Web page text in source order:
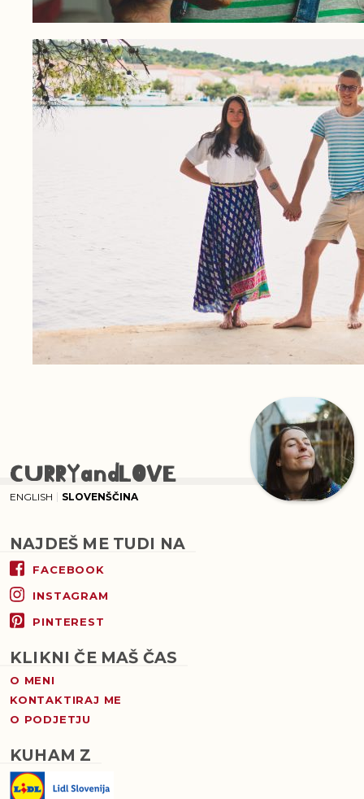
CURRYandLOVE
ENGLISH SLOVENŠČINA
NAJDEŠ ME TUDI NA
FACEBOOK
INSTAGRAM
PINTEREST
KLIKNI ČE MAŠ ČAS
O MENI
KONTAKTIRAJ ME
O PODJETJU
KUHAM Z